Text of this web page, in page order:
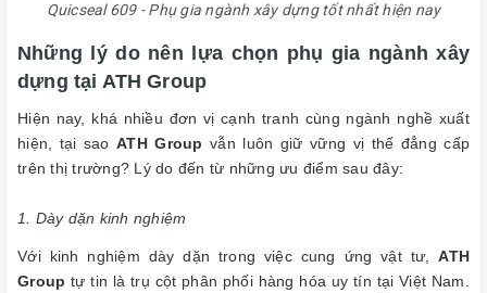
Quicseal 609 - Phụ gia ngành xây dựng tốt nhất hiện nay
Những lý do nên lựa chọn phụ gia ngành xây
dựng tại ATH Group
Hiện nay, khá nhiều đơn vị cạnh tranh cùng ngành nghề xuất
hiện, tại saoATH Group vẫn luôn giữ vững vị thế đẳng cấp
trên thị trường? Lý do đến từ những ưu điểm sau đây:
1. Dày dặn kinh nghiệm
Với kinh nghiệm dày dặn trong việc cung ứng vật tư,ATH
Group tự tin là trụ cột phân phối hàng hóa uy tín tại Việt Nam.